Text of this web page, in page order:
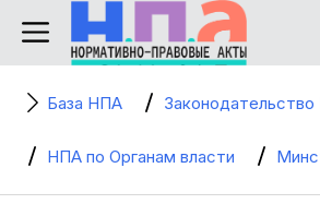
База НПА
НПА по Органам власти